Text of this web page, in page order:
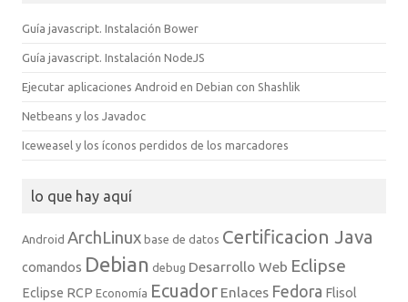
Guía javascript. Instalación Bower
Guía javascript. Instalación NodeJS
Ejecutar aplicaciones Android en Debian con Shashlik
Netbeans y los Javadoc
Iceweasel y los íconos perdidos de los marcadores
lo que hay aquí
Android ArchLinux base de datos Certificacion Java
comandos Debian debug Desarrollo Web Eclipse
Eclipse RCP Economía Ecuador Enlaces Fedora Flisol